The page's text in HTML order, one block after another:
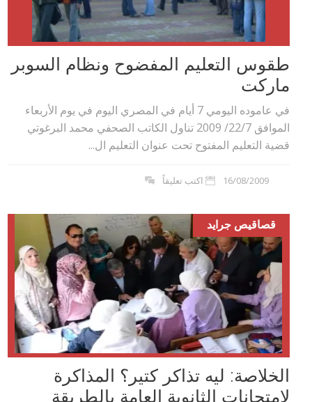
طقوس التعليم المفضوح ونظام السوبر
ماركت
في عاموده اليومي 7 أيام في المصري اليوم في يوم الأربعاء
الموافق 22/7/ 2009 تناول الكاتب الصحفي محمد البرغوتي
قضية التعليم المفتوح تحت عنوان التعليم ال...
16/08/2009 اكتب تعليقاً
قصاقيص جرايد
الخلاصة: ليه تذاكر كتير؟ المذاكرة
لامتحانات الثانوية العامة بالطريقة